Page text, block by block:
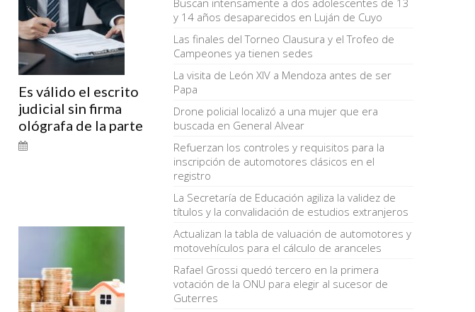
Es válido el escrito
judicial sin firma
ológrafa de la parte
Buscan intensamente a dos adolescentes de 13
y 14 años desaparecidos en Luján de Cuyo
Las finales del Torneo Clausura y el Trofeo de
Campeones ya tienen sedes
La visita de León XIV a Mendoza antes de ser
Papa
Drone policial localizó a una mujer que era
buscada en General Alvear
Refuerzan los controles y requisitos para la
inscripción de automotores clásicos en el
registro
La Secretaría de Educación agiliza la validez de
títulos y la convalidación de estudios extranjeros
Actualizan la tabla de valuación de automotores y
motovehículos para el cálculo de aranceles
Rafael Grossi quedó tercero en la primera
votación de la ONU para elegir al sucesor de
Guterres